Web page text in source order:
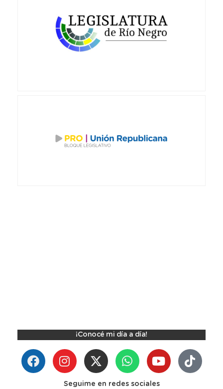
¡Conocé mi día a día!
Seguime en redes sociales